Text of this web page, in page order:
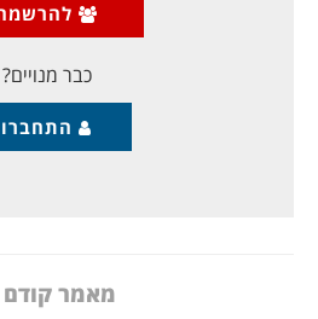
הזעם המעודד בידי השלטונות
העולם המוסלמי. בתחילהכבר מנויים?
התחברו
מאמר קודם